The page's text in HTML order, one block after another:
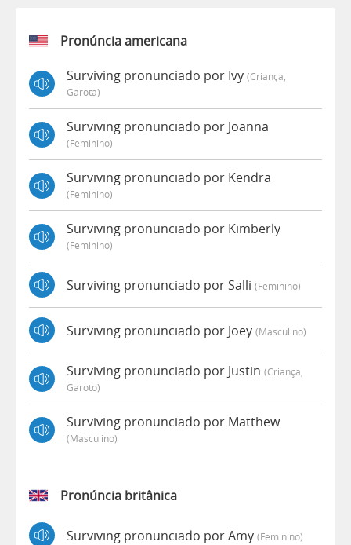
Pronúncia americana
Surviving pronunciado por Ivy (criança,
Garota)
Surviving pronunciado por Joanna
(feminino)
Surviving pronunciado por Kendra
(feminino)
Surviving pronunciado por Kimberly
(feminino)
Surviving pronunciado por Salli (feminino)
Surviving pronunciado por Joey (masculino)
Surviving pronunciado por Justin (criança,
Garoto)
Surviving pronunciado por Matthew
(masculino)
Pronúncia britânica
Surviving pronunciado por Amy (feminino)